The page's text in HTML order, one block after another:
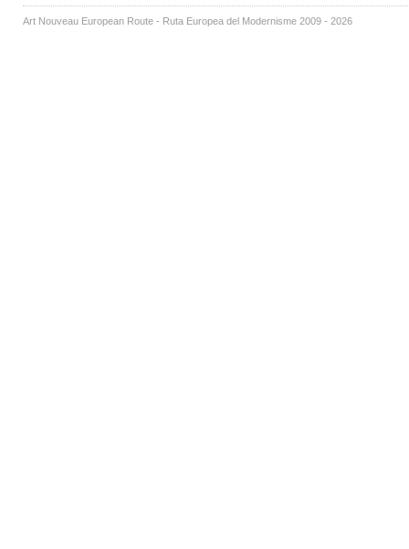
Art Nouveau European Route - Ruta Europea del Modernisme 2009 - 2026